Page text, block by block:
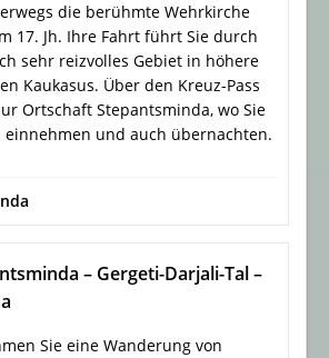
die berühmte Wehrkirche
17. Jh. Ihre Fahrt führt Sie durch
sehr reizvolles Gebiet in höhere
Kaukasus. Über den Kreuz-Pass
Ortschaft Stepantsminda, wo Sie
einnehmen und auch übernachten.
– Gergeti-Darjali-Tal –
Sie eine Wanderung von